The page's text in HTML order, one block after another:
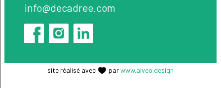
info@decadree.com
site réalisé avec parwww.alveo.design